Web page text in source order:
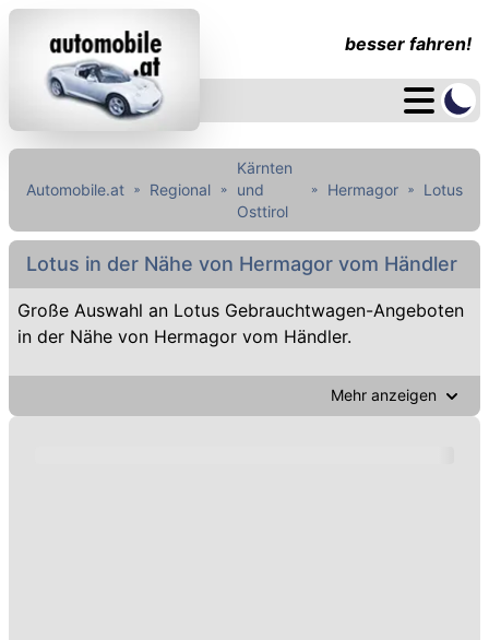
besser fahren!
Automobile.at Regional
Kärnten
und
Osttirol
Hermagor Lotus
Lotus in der Nähe von Hermagor vom Händler
Große Auswahl an Lotus Gebrauchtwagen-Angeboten
in der Nähe von Hermagor vom Händler.
Mehr anzeigen